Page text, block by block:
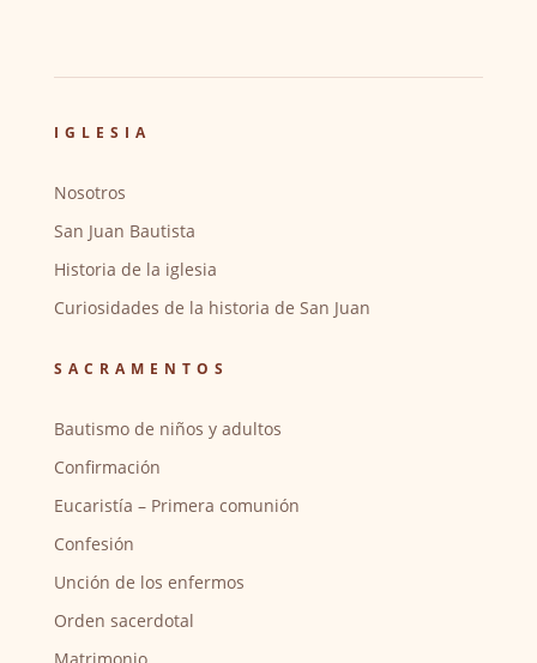
IGLESIA
Nosotros
San Juan Bautista
Historia de la iglesia
Curiosidades de la historia de San Juan
SACRAMENTOS
Bautismo de niños y adultos
Confirmación
Eucaristía – Primera comunión
Confesión
Unción de los enfermos
Orden sacerdotal